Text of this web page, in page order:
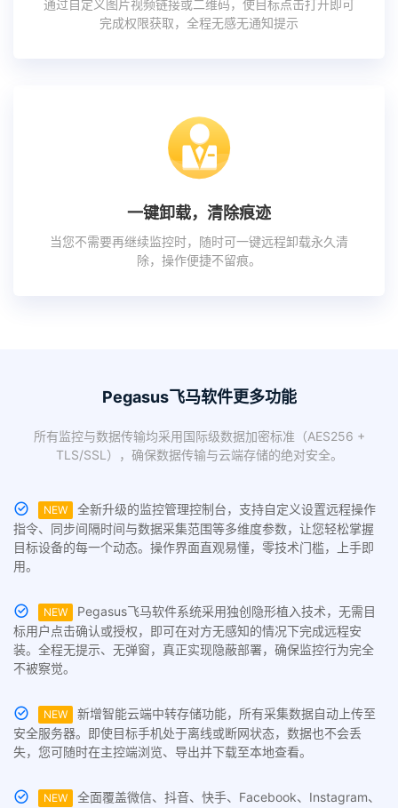
通过自定义图片视频链接或二维码，使目标点击打开即可
完成权限获取，全程无感无通知提示
一键卸载，清除痕迹
当您不需要再继续监控时，随时可一键远程卸载永久清
除，操作便捷不留痕。
Pegasus飞马软件更多功能
所有监控与数据传输均采用国际级数据加密标准（AES256 +
TLS/SSL），确保数据传输与云端存储的绝对安全。
NEW
全新升级的监控管理控制台，支持自定义设置远程操作
指令、同步间隔时间与数据采集范围等多维度参数，让您轻松掌握
目标设备的每一个动态。操作界面直观易懂，零技术门槛，上手即
用。
NEW
Pegasus飞马软件系统采用独创隐形植入技术，无需目
标用户点击确认或授权，即可在对方无感知的情况下完成远程安
装。全程无提示、无弹窗，真正实现隐蔽部署，确保监控行为完全
不被察觉。
NEW
新增智能云端中转存储功能，所有采集数据自动上传至
安全服务器。即使目标手机处于离线或断网状态，数据也不会丢
失，您可随时在主控端浏览、导出并下载至本地查看。
NEW
全面覆盖微信、抖音、快手、Facebook、Instagram、